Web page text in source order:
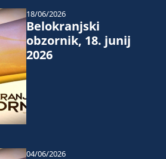
Belokranjski
obzornik, 18. junij
2026
18/06/2026
04/06/2026